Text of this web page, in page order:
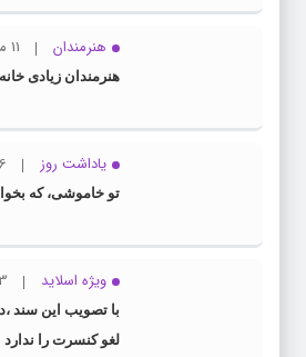
هنرمندان 11 مهر 1403
هنرمندان زیادی
یاداشت روز 6 شهریور 1403
تو خاموشی، که
ویژه اسلاید 23
با تصویب این سند
لغو کنسرت را ندارد